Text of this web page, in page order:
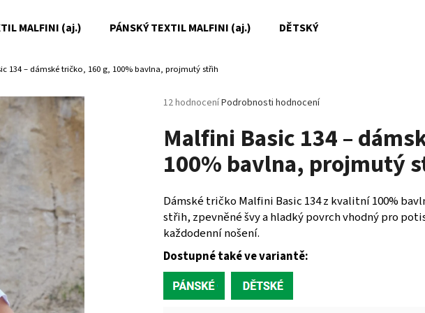
MALFINI (aj.) PÁNSKÝ TEXTIL MALFINI (aj.) DĚTSKÝ TEXTIL MALFINI (aj.)
134 – dámské tričko, 160 g, 100% bavlna, projmutý střih
Průměrné
produktu
je
5,0
z
hvězdiček.
12 hodnoceníPodrobnosti hodnocení
Malfini Basic 134 –
100% bavlna, projmutý
Dámské tričko Malfini Basic 134 z kvalitní 100%
střih, zpevněné švy a hladký povrch vhodný pro
každodenní nošení.
Dostupné také ve variantě:
Co potřebujete najít?
HLEDAT
Doporučujeme